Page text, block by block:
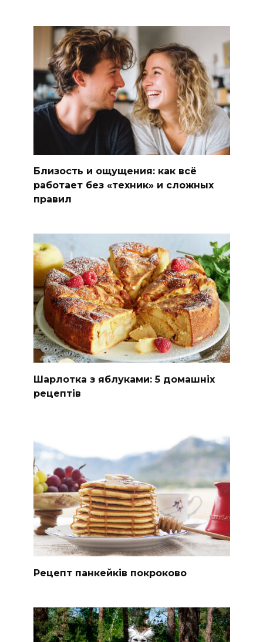
Близость и ощущения: как всё
работает без «техник» и сложных
правил
Шарлотка з яблуками: 5 домашніх
рецептів
Рецепт панкейків покроково